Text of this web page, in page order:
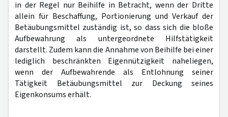
in der Regel nur Beihilfe in Betracht, wenn der Dritte
allein für Beschaffung, Portionierung und Verkauf der
Betäubungsmittel zuständig ist, so dass sich die bloße
Aufbewahrung als untergeordnete Hilfstätigkeit
darstellt. Zudem kann die Annahme von Beihilfe bei einer
lediglich beschränkten Eigennützigkeit naheliegen,
wenn der Aufbewahrende als Entlohnung seiner
Tätigkeit Betäubungsmittel zur Deckung seines
Eigenkonsums erhält.